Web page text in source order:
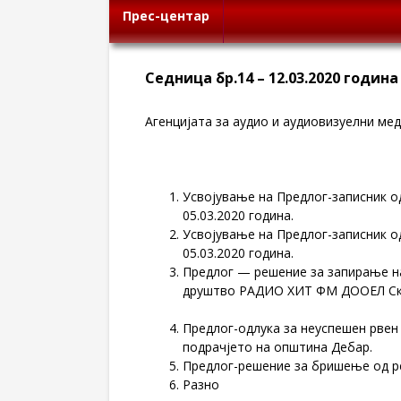
Прес-центар
Седница бр.14 – 12.03.2020 година
Агенцијата за аудио и аудиовизуелни
Усвојување на Предлог-записник
05.03.2020 година.
Усвојување на Предлог-записник
05.03.2020 година.
Предлог — решение за запирање
друштво РАДИО ХИТ ФМ ДООЕЛ
Предлог-одлука за неуспешен
подрачјето на општина Дебар.
Предлог-решение за бришење од
Разно